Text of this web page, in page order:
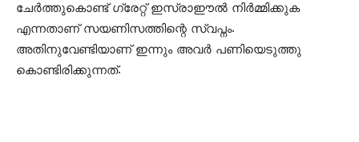
ചേര്‍ത്തുകൊണ്ട് ഗ്രേറ്റ് ഇസ്രാഈല്‍ നിര്‍മ്മിക്കുക
എന്നതാണ് സയണിസത്തിന്റെ സ്വപ്നം.
അതിനുവേണ്ടിയാണ് ഇന്നും അവര്‍ പണിയെടുത്തു
കൊണ്ടിരിക്കുന്നത്.